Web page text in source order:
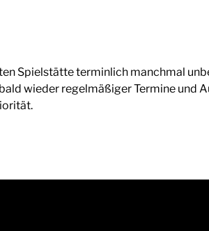
Spielstätte terminlich manchmal
wieder regelmäßiger Termine und